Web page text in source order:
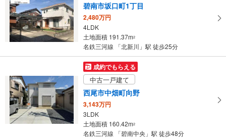
碧南市坂口町1丁目
2,480万円
4LDK
土地面積 191.37m2
名鉄三河線 「北新川」駅 徒歩25分
成約でもらえる
中古一戸建て
西尾市中畑町向野
3,143万円
3LDK
土地面積 160.42m2
名鉄三河線 「碧南中央」駅 徒歩48分